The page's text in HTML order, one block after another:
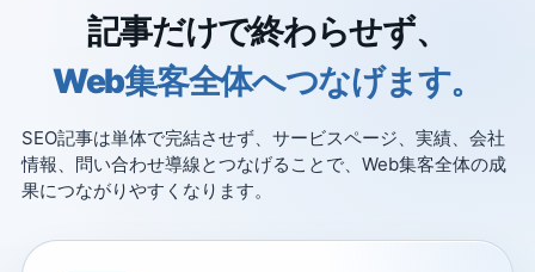
記事だけで終わらせず、
Web集客全体へつなげます。
SEO記事は単体で完結させず、サービスページ、実績、会社
情報、問い合わせ導線とつなげることで、Web集客全体の成
果につながりやすくなります。